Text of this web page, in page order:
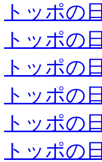
トッポの日
トッポの日
トッポの日
トッポの日
トッポの日
トッポの日